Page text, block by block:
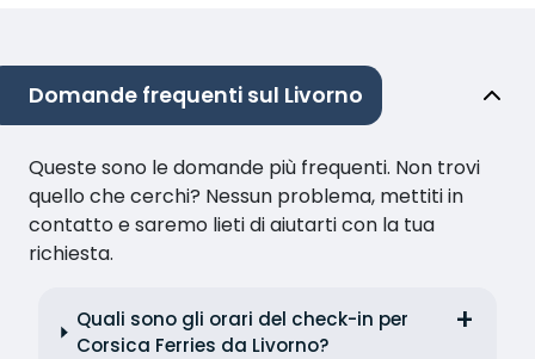
Domande frequenti sul Livorno
Queste sono le domande più frequenti. Non trovi
quello che cerchi? Nessun problema, mettiti in
contatto e saremo lieti di aiutarti con la tua
richiesta.
Quali sono gli orari del check-in per
Corsica Ferries da Livorno?